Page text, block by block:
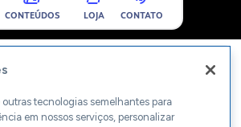
CONTEÚDOS LOJA CONTATO
outras tecnologias semelhantes para
em nossos serviços, personalizar